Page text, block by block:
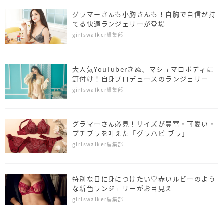
グラマーさんも小胸さんも！自胸で自信が持
てる快適ランジェリーが登場
girlswalker編集部
大人気YouTuberきぬ、マシュマロボディに
釘付け！自身プロデュースのランジェリー
girlswalker編集部
グラマーさん必見！サイズが豊富・可愛い・
プチプラを叶えた「グラハピ ブラ」
girlswalker編集部
特別な日に身につけたい♡赤いルビーのよう
な新色ランジェリーがお目見え
girlswalker編集部